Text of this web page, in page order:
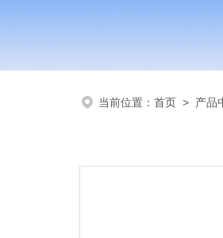
当前位置： 首页 > 产品